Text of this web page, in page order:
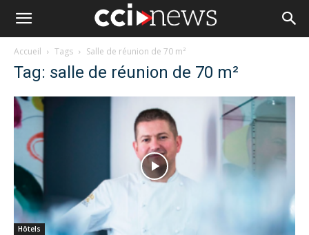
Accueil Tags Salle de réunion de 70 m²
Tag: salle de réunion de 70 m²
Hôtels